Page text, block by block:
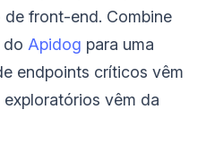
front-end. Combine
do Apidog para uma
endpoints críticos vêm
vêm da